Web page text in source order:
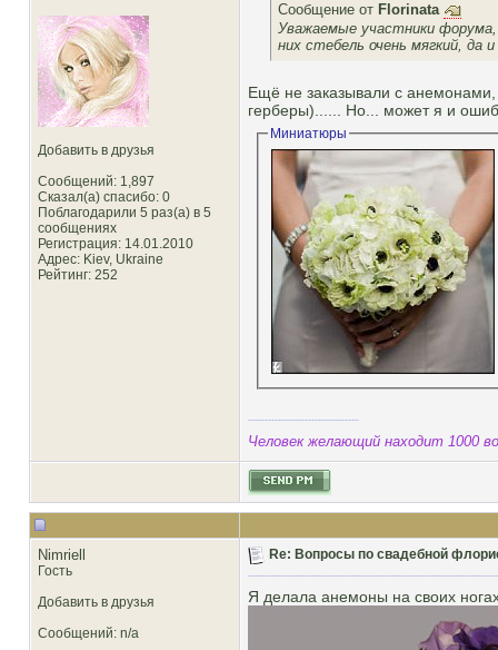
Добавить в друзья
Сообщений: 1,897
Сказал(а) спасибо: 0
Поблагодарили 5 раз(а) в 5
сообщениях
Регистрация: 14.01.2010
Адрес: Kiev, Ukraine
Рейтинг: 252
Сообщение от Florinata
Уважаемые участники форума,
них стебель очень мягкий, да
Ещё не заказывали с анемонами,
герберы)...... Но... может я и
Миниатюры
Человек желающий находит 1000
Nimriell
Гость
Добавить в друзья
Сообщений: n/a
Re: Вопросы по свадебной
Я делала анемоны на своих